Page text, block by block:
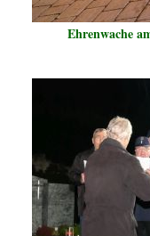
Ehrenwache